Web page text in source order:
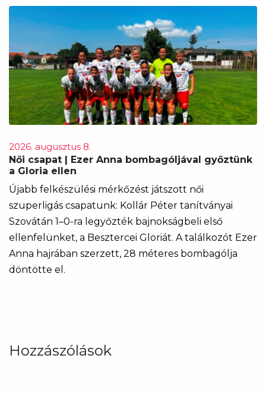
2026. augusztus 8.
Női csapat | Ezer Anna bombagóljával győztünk
a Gloria ellen
Újabb felkészülési mérkőzést játszott női
szuperligás csapatunk: Kollár Péter tanítványai
Szovátán 1–0-ra legyőzték bajnokságbeli első
ellenfelünket, a Besztercei Gloriát. A találkozót Ezer
Anna hajrában szerzett, 28 méteres bombagólja
döntötte el.
Hozzászólások